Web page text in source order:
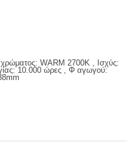
WARM 2700K , Ισχύς:
10.000 ώρες , Φ αγωγού: